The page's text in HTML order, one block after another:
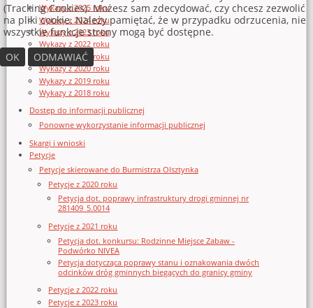
Wykazy z 2025 roku
Wykazy z 2024 roku
Wykazy z 2023 roku
Wykazy z 2022 roku
Wykazy z 2021 roku
Wykazy z 2020 roku
Wykazy z 2019 roku
Wykazy z 2018 roku
Dostęp do informacji publicznej
Ponowne wykorzystanie informacji publicznej
Skargi i wnioski
Petycje
Petycje skierowane do Burmistrza Olsztynka
Petycje z 2020 roku
Petycja dot. poprawy infrastruktury drogi gminnej nr
281409_5.0014
Petycje z 2021 roku
Petycja dot. konkursu: Rodzinne Miejsce Zabaw -
Podwórko NIVEA
Petycja dotycząca poprawy stanu i oznakowania dwóch
odcinków dróg gminnych biegących do granicy gminy
Petycje z 2022 roku
Petycje z 2023 roku
(Tracking Cookies). Możesz sam zdecydować, czy chcesz zezwolić
na pliki cookie. Należy pamiętać, że w przypadku odrzucenia, nie
wszystkie funkcje strony mogą być dostępne.
OK
ODMAWIAĆ